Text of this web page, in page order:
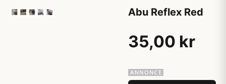
Abu Reflex Red
35,00 kr